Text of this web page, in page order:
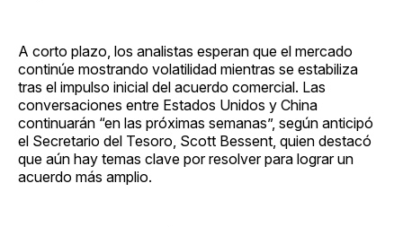
A corto plazo, los analistas esperan que el mercado
continúe mostrando volatilidad mientras se estabiliza
tras el impulso inicial del acuerdo comercial. Las
conversaciones entre Estados Unidos y China
continuarán “en las próximas semanas”, según anticipó
el Secretario del Tesoro, Scott Bessent, quien destacó
que aún hay temas clave por resolver para lograr un
acuerdo más amplio.